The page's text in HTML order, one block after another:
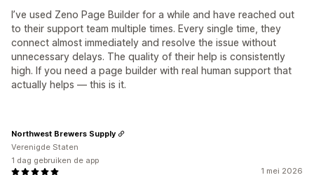
I’ve used Zeno Page Builder for a while and have reached out
to their support team multiple times. Every single time, they
connect almost immediately and resolve the issue without
unnecessary delays. The quality of their help is consistently
high. If you need a page builder with real human support that
actually helps — this is it.
1 mei 2026
Northwest Brewers Supply
Verenigde Staten
1 dag gebruiken de app